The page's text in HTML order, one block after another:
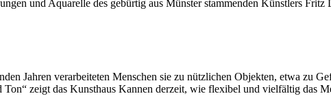
und Aquarelle des gebürtig aus Münster stammenden Künstlers Fritz
Jahren verarbeiteten Menschen sie zu nützlichen Objekten, etwa zu
zeigt das Kunsthaus Kannen derzeit, wie flexibel und vielfältig das